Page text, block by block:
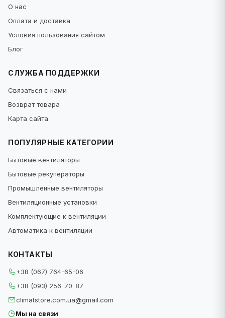
О нас
Оплата и доставка
Условия пользования сайтом
Блог
СЛУЖБА ПОДДЕРЖКИ
Связаться с нами
Возврат товара
Карта сайта
ПОПУЛЯРНЫЕ КАТЕГОРИИ
Бытовые вентиляторы
Бытовые рекуператоры
Промышленные вентиляторы
Вентиляционные установки
Комплектующие к вентиляции
Автоматика к вентиляции
КОНТАКТЫ
+38 (067) 764-65-06
+38 (093) 256-70-87
climatstore.com.ua@gmail.com
Мы на связи